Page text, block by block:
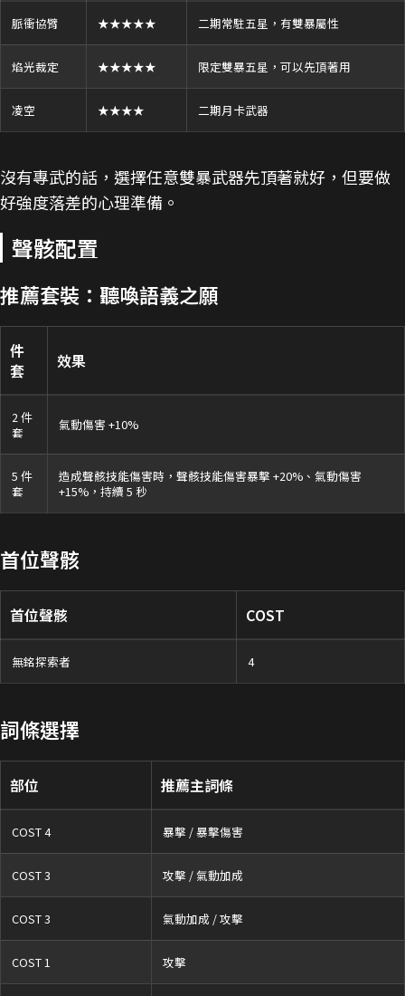
脈衝協臂 ★★★★★ 二期常駐五星，有雙暴屬性
焰光裁定 ★★★★★ 限定雙暴五星，可以先頂著用
凌空 ★★★★ 二期月卡武器
沒有專武的話，選擇任意雙暴武器先頂著就好，但要做
好強度落差的心理準備。
聲骸配置
推薦套裝：聽喚語義之願
件
套
效果
2 件
套
氣動傷害 +10%
5 件
套
造成聲骸技能傷害時，聲骸技能傷害暴擊 +20%、氣動傷害
+15%，持續 5 秒
首位聲骸
首位聲骸 COST
無銘探索者 4
詞條選擇
部位 推薦主詞條
COST 4 暴擊 / 暴擊傷害
COST 3 攻擊 / 氣動加成
COST 3 氣動加成 / 攻擊
COST 1 攻擊